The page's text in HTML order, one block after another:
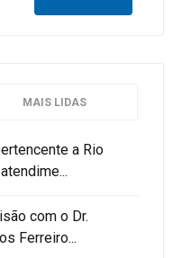
MAIS LIDAS
a Rio
com o Dr.
Ferreiro...